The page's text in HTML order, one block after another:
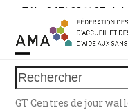
Skip
content
Tél. : 0471 38 11 37 | |
Rechercher
Open
mobile
Close
mobile
GT Centres de jour